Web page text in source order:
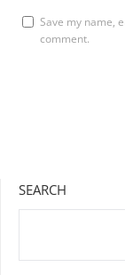
Save my name,
comment.
SEARCH